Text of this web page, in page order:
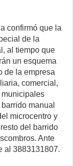
confirmó que la
de la
al tiempo que
un esquema
de la empresa
comercial,
municipales
manual
microcentro y
del barrido
Ante
al 3883131807.